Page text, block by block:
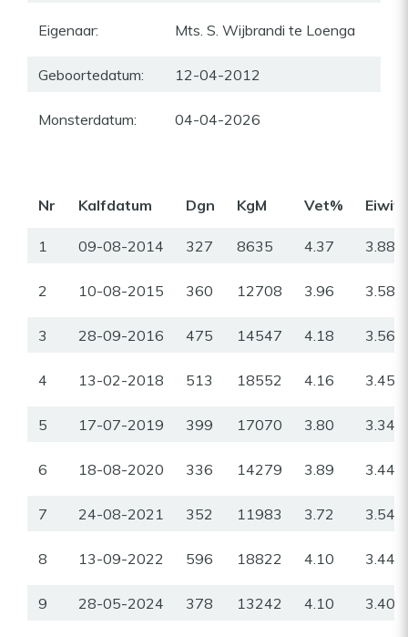
Eigenaar: Mts. S. Wijbrandi te Loenga
Geboortedatum: 12-04-2012
Monsterdatum: 04-04-2026
Nr Kalfdatum Dgn KgM Vet%
1 09-08-2014 327 8635 4.37 3.88
2 10-08-2015 360 12708 3.96 3.58
3 28-09-2016 475 14547 4.18 3.56
4 13-02-2018 513 18552 4.16 3.45
5 17-07-2019 399 17070 3.80 3.34
6 18-08-2020 336 14279 3.89 3.44
7 24-08-2021 352 11983 3.72 3.54
8 13-09-2022 596 18822 4.10 3.44
9 28-05-2024 378 13242 4.10 3.40